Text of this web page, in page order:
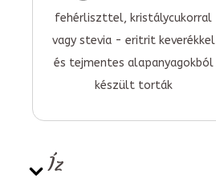
fehérliszttel, kristálycukorral
vagy stevia - eritrit keverékkel
és tejmentes alapanyagokból
készült torták
Íz